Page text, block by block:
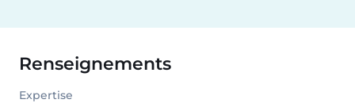
Renseignements
Expertise